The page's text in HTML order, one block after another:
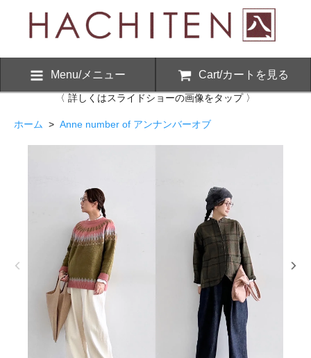
Menu/メニュー Cart/カートを見る
〈 詳しくはスライドショーの画像をタップ 〉
ホーム > Anne number of アンナンバーオブ